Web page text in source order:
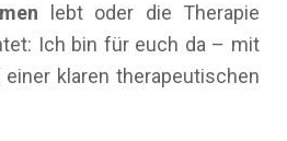
lebt oder die Therapie
Ich bin für euch da – mit
einer klaren therapeutischen